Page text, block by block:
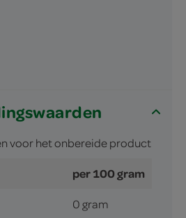
voor het onbereide product
per 100 gram
0 gram